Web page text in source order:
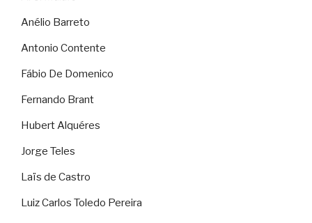
Anélio Barreto
Antonio Contente
Fábio De Domenico
Fernando Brant
Hubert Alquéres
Jorge Teles
Laïs de Castro
Luiz Carlos Toledo Pereira